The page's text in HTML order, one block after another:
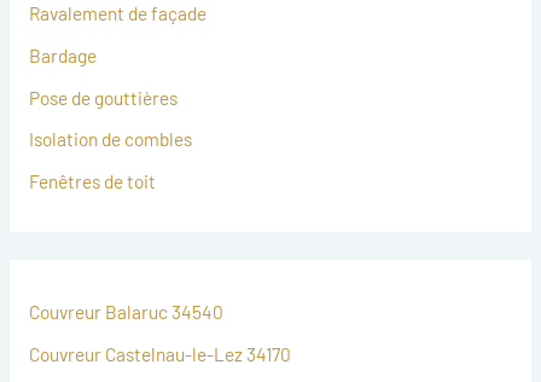
Ravalement de façade
Bardage
Pose de gouttières
Isolation de combles
Fenêtres de toit
Couvreur Balaruc 34540
Couvreur Castelnau-le-Lez 34170